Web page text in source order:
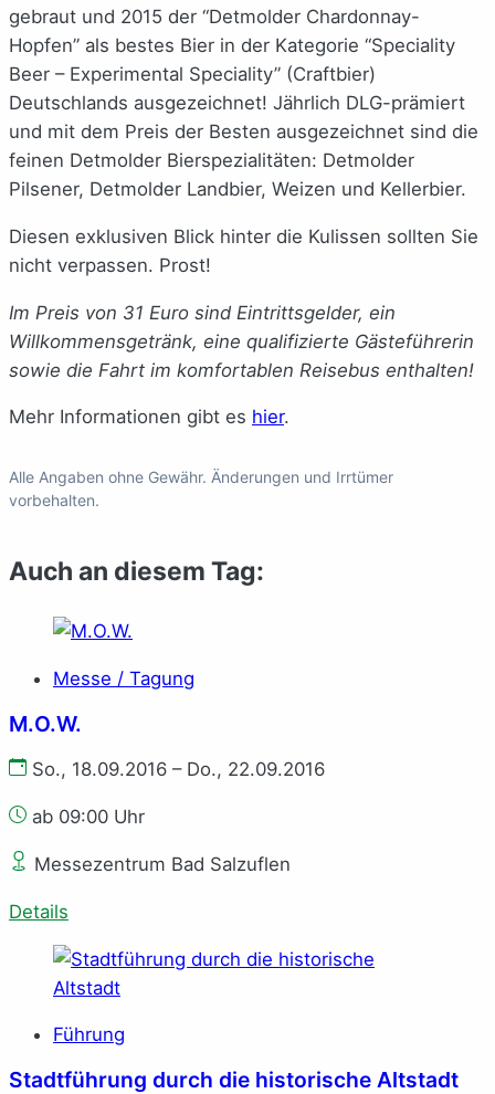
gebraut und 2015 der “Detmolder Chardonnay-
Hopfen” als bestes Bier in der Kategorie “Speciality
Beer – Experimental Speciality” (Craftbier)
Deutschlands ausgezeichnet! Jährlich DLG-prämiert
und mit dem Preis der Besten ausgezeichnet sind die
feinen Detmolder Bierspezialitäten: Detmolder
Pilsener, Detmolder Landbier, Weizen und Kellerbier.
Diesen exklusiven Blick hinter die Kulissen sollten Sie
nicht verpassen. Prost!
Im Preis von 31 Euro sind Eintrittsgelder, ein
Willkommensgetränk, eine qualifizierte Gästeführerin
sowie die Fahrt im komfortablen Reisebus enthalten!
Mehr Informationen gibt es hier.
Alle Angaben ohne Gewähr. Änderungen und Irrtümer
vorbehalten.
Auch an diesem Tag:
Messe / Tagung
M.O.W.
So., 18.09.2016 – Do., 22.09.2016
ab 09:00 Uhr
Messezentrum Bad Salzuflen
Details
Führung
Stadtführung durch die historische Altstadt